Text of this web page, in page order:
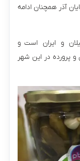
آذر همچنان ادامه
و ایران است و
پرورده در این شهر